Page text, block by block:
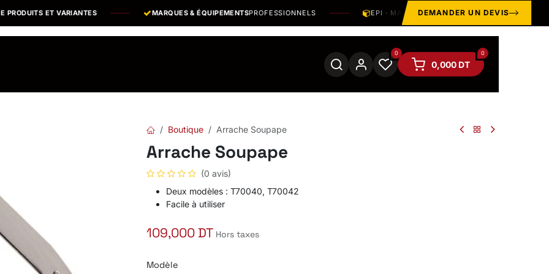
ET VARIANTES MARQUES & ÉQUIPEMENTSPROFESSIONNELS EPI · MANUTENTION · OUTILLAGE · HYGIÈNE ·
DEMANDER UN DEVIS
0 0
0,000DT
Boutique Arrache Soupape
Arrache Soupape
(0 avis)
Deux modèles : T70040, T70042
Facile à utiliser
109,000 DT Hors taxes
Modèle